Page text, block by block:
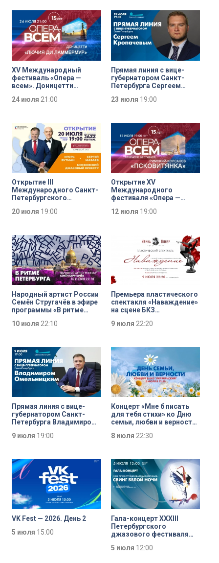
XV Международный
фестиваль «Опера —
всем». Доницетти
24 июля 21:00
Прямая линия с вице-
губернатором Санкт-
Петербурга Сергеем
23 июля 19:00
Открытие III
Международного Санкт-
Петербургского
20 июля 19:00
Открытие XV
Международного
фестиваля «Опера —
Корсаков «Псковитянка»
12 июля 19:00
Народный артист России
Семён Стругачёв в эфире
программы «В ритме
10 июля 22:10
Премьера пластического
спектакля «Наваждение»
на сцене БКЗ
9 июля 22:20
Прямая линия с вице-
губернатором Санкт-
Петербурга Владимиром
9 июля 19:00
Концерт «Мне б писать
для тебя стихи» ко Дню
семьи, любви и верности
8 июля 22:30
VK Fest — 2026. День 2
5 июля 15:00
Гала-концерт XXXIII
Петербургского
джазового фестиваля
2026»
5 июля 12:00